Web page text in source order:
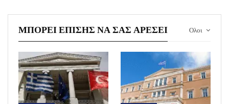
Ολοι
ΜΠΟΡΕΊ ΕΠΊΣΗΣ ΝΑ ΣΑΣ ΑΡΈΣΕΙ